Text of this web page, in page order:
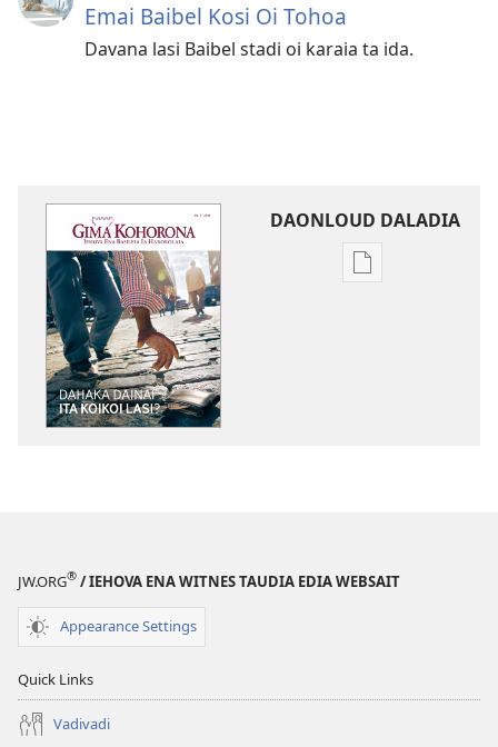
Emai Baibel Kosi Oi Tohoa
Davana lasi Baibel stadi oi karaia ta ida.
DAONLOUD DALADIA
Pablikeisen
JW.ORG® / IEHOVA ENA WITNES TAUDIA EDIA WEBSAIT
Appearance Settings
Quick Links
Vadivadi